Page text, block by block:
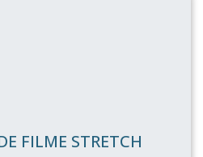
FILME STRETCH